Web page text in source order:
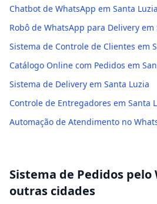
Chatbot de WhatsApp em Santa Luzia
Robô de WhatsApp para Delivery em
Sistema de Controle de Clientes em
Catálogo Online com Pedidos em
Sistema de Delivery em Santa Luzia
Controle de Entregadores em Santa
Automação de Atendimento no
Sistema de Pedidos pelo
outras cidades